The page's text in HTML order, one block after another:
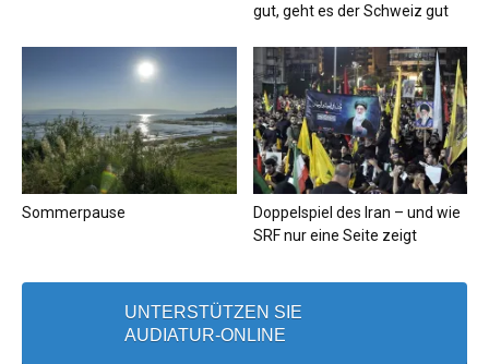
gut, geht es der Schweiz gut
Sommerpause
Doppelspiel des Iran – und wie
SRF nur eine Seite zeigt
UNTERSTÜTZEN SIE
AUDIATUR-ONLINE